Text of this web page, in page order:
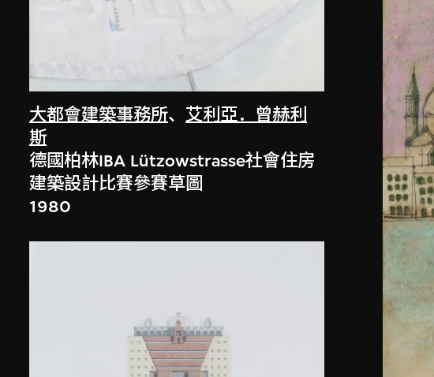
大都會建築事務所、艾利亞．曾赫利
斯
德國柏林IBA Lützowstrasse社會住房
建築設計比賽參賽草圖
1980